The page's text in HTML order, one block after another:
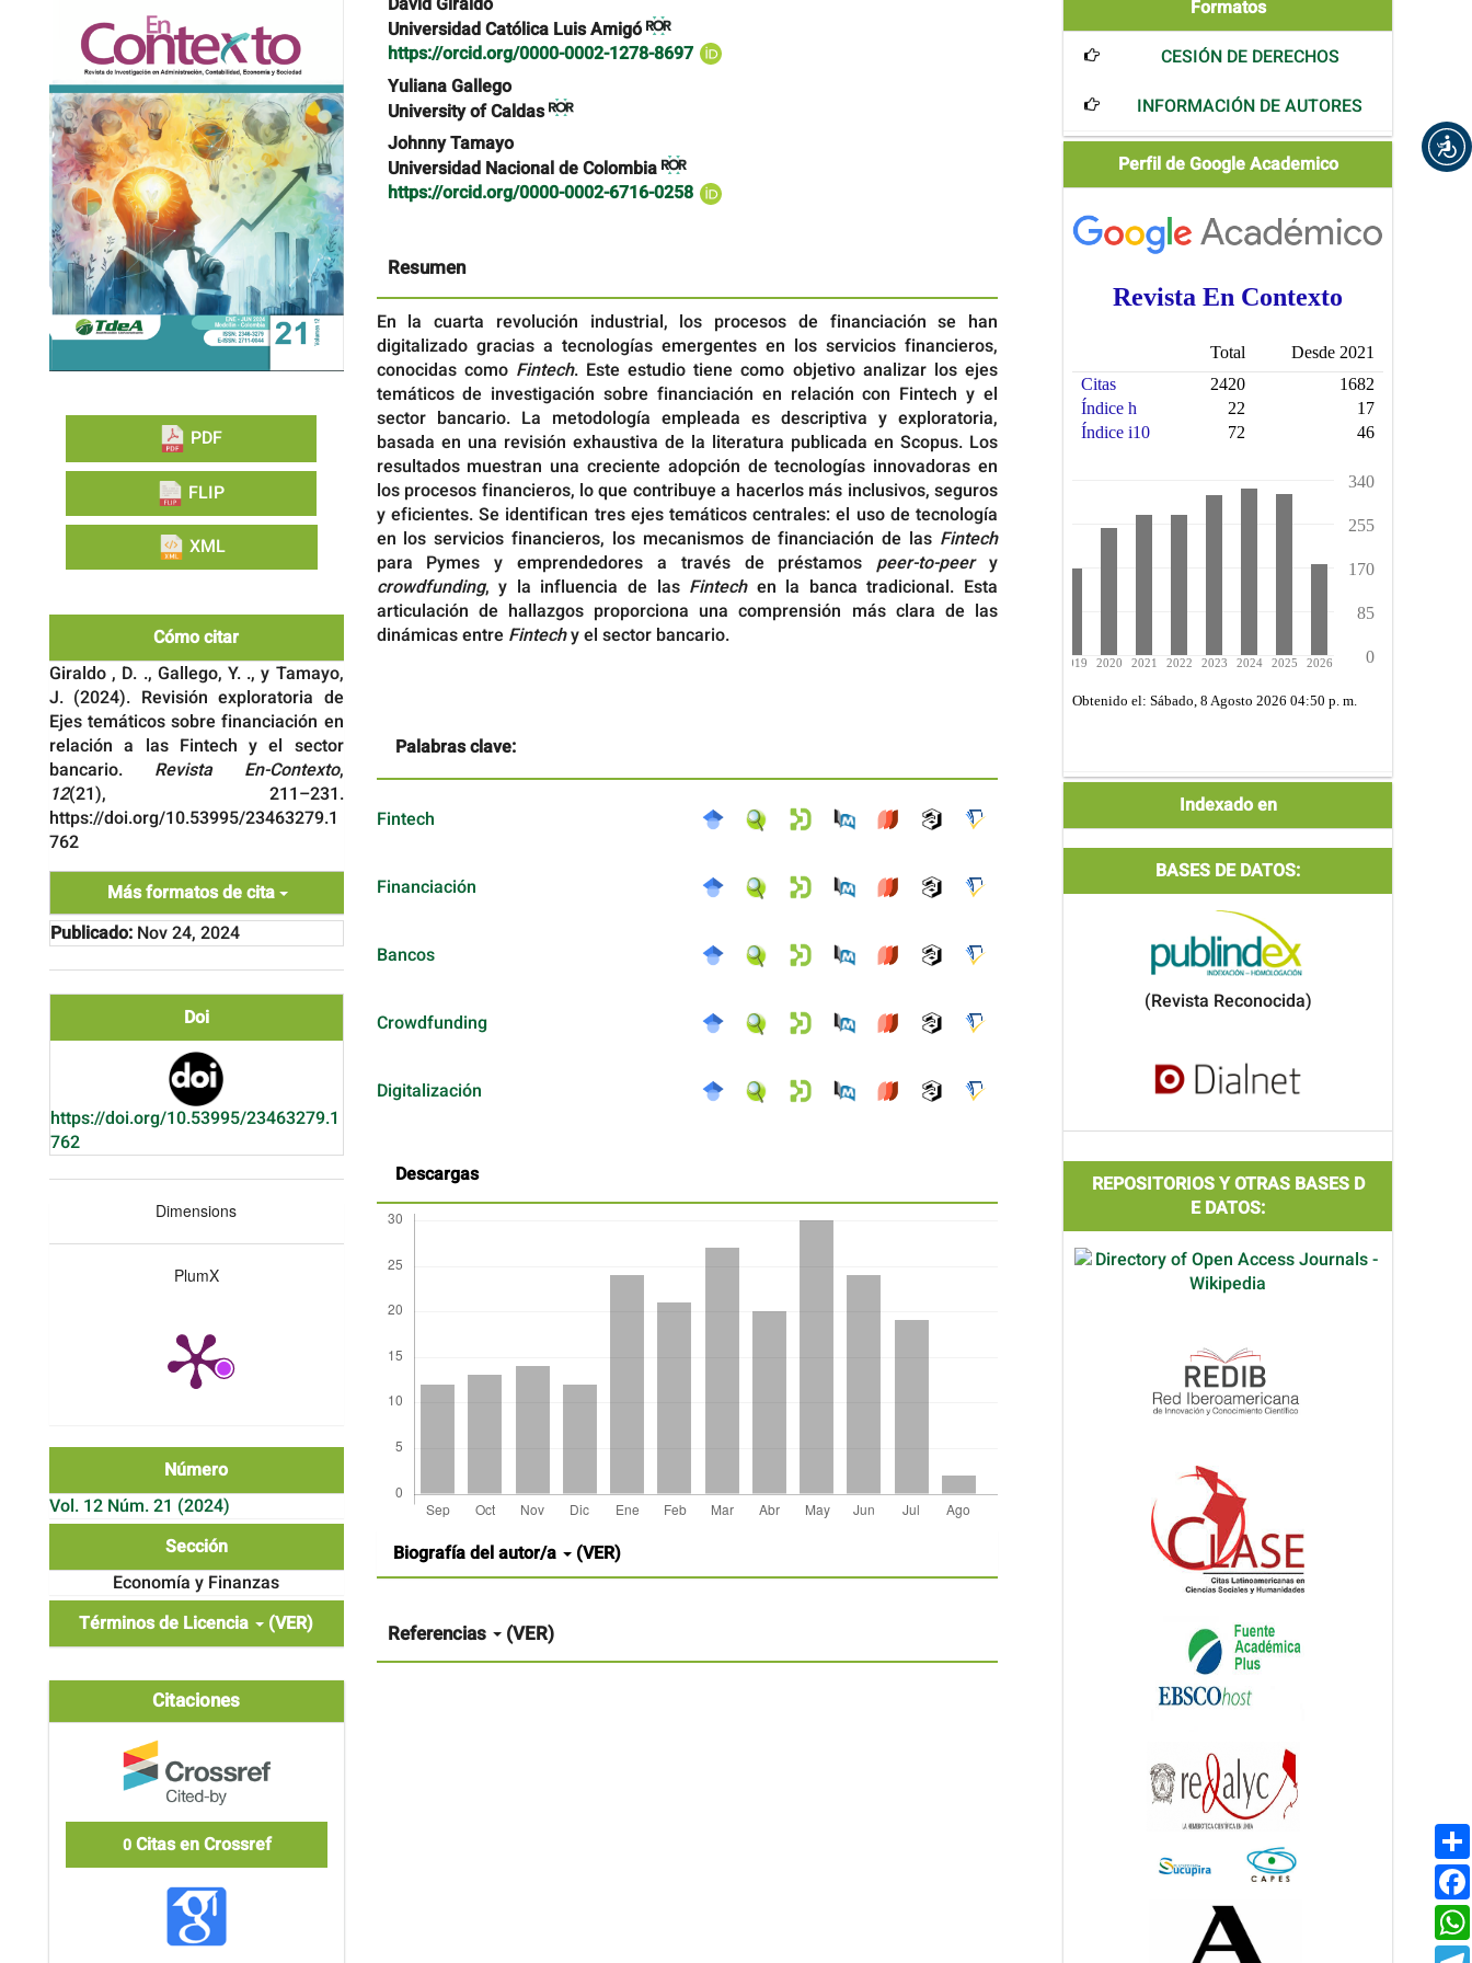
lateral
del
artículo
PDF
FLIP
XML
Cómo citar
Giraldo , D. ., Gallego, Y. ., y Tamayo,
J. (2024). Revisión exploratoria de
Ejes temáticos sobre financiación en
relación a las Fintech y el sector
bancario. Revista En-Contexto,
12(21), 211–231.
https://doi.org/10.53995/23463279.1
762
Más formatos de cita
Publicado: Nov 24, 2024
Doi
https://doi.org/10.53995/23463279.1
762
Dimensions
PlumX
Número
Vol. 12 Núm. 21 (2024)
Sección
Economía y Finanzas
Términos de Licencia
(VER)
Citaciones
0Citas en Crossref
principal
del
artículo
Universidad Católica Luis Amigó
https://orcid.org/0000-0002-1278-8697
Yuliana Gallego
University of Caldas
Johnny Tamayo
Universidad Nacional de Colombia
https://orcid.org/0000-0002-6716-0258
Resumen
En la cuarta revolución industrial, los procesos de financiación se han
digitalizado gracias a tecnologías emergentes en los servicios financieros,
conocidas como Fintech. Este estudio tiene como objetivo analizar los ejes
temáticos de investigación sobre financiación en relación con Fintech y el
sector bancario. La metodología empleada es descriptiva y exploratoria,
basada en una revisión exhaustiva de la literatura publicada en Scopus. Los
resultados muestran una creciente adopción de tecnologías innovadoras en
los procesos financieros, lo que contribuye a hacerlos más inclusivos, seguros
y eficientes. Se identifican tres ejes temáticos centrales: el uso de tecnología
en los servicios financieros, los mecanismos de financiación de las Fintech
para Pymes y emprendedores a través de préstamospeer-to-peery
crowdfunding, y la influencia de las Fintechen la banca tradicional. Esta
articulación de hallazgos proporciona una comprensión más clara de las
dinámicas entre Fintechy el sector bancario.
Palabras clave:
Fintech
Financiación
Bancos
Crowdfunding
Digitalización
Descargas
Detalles
del
artículo
Biografía del autor/a (VER)
Referencias (VER)
Formatos
CESIÓN DE DERECHOS
INFORMACIÓN DE AUTORES
ScholarPerfil de Google Academico
Indexado en
BASES DE DATOS:
(Revista Reconocida)
REPOSITORIOS Y OTRAS BASES D
E DATOS: